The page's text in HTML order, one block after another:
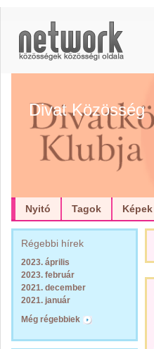
Divat Közösség
Nyitó Tagok Képek
Régebbi hírek
2023. április
2023. február
2021. december
2021. január
Még régebbiek